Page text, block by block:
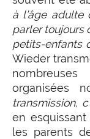
à l’âge adulte
parler toujours
petits-enfants
Wieder
organisées
transmission,
en
les parents